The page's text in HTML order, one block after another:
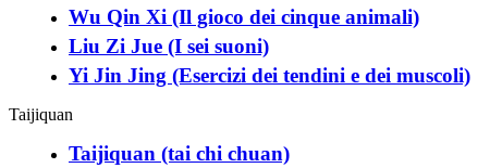
Wu Qin Xi (Il gioco dei cinque animali)
Liu Zi Jue (I sei suoni)
Yi Jin Jing (Esercizi dei tendini e dei muscoli)
Taijiquan
Taijiquan (tai chi chuan)